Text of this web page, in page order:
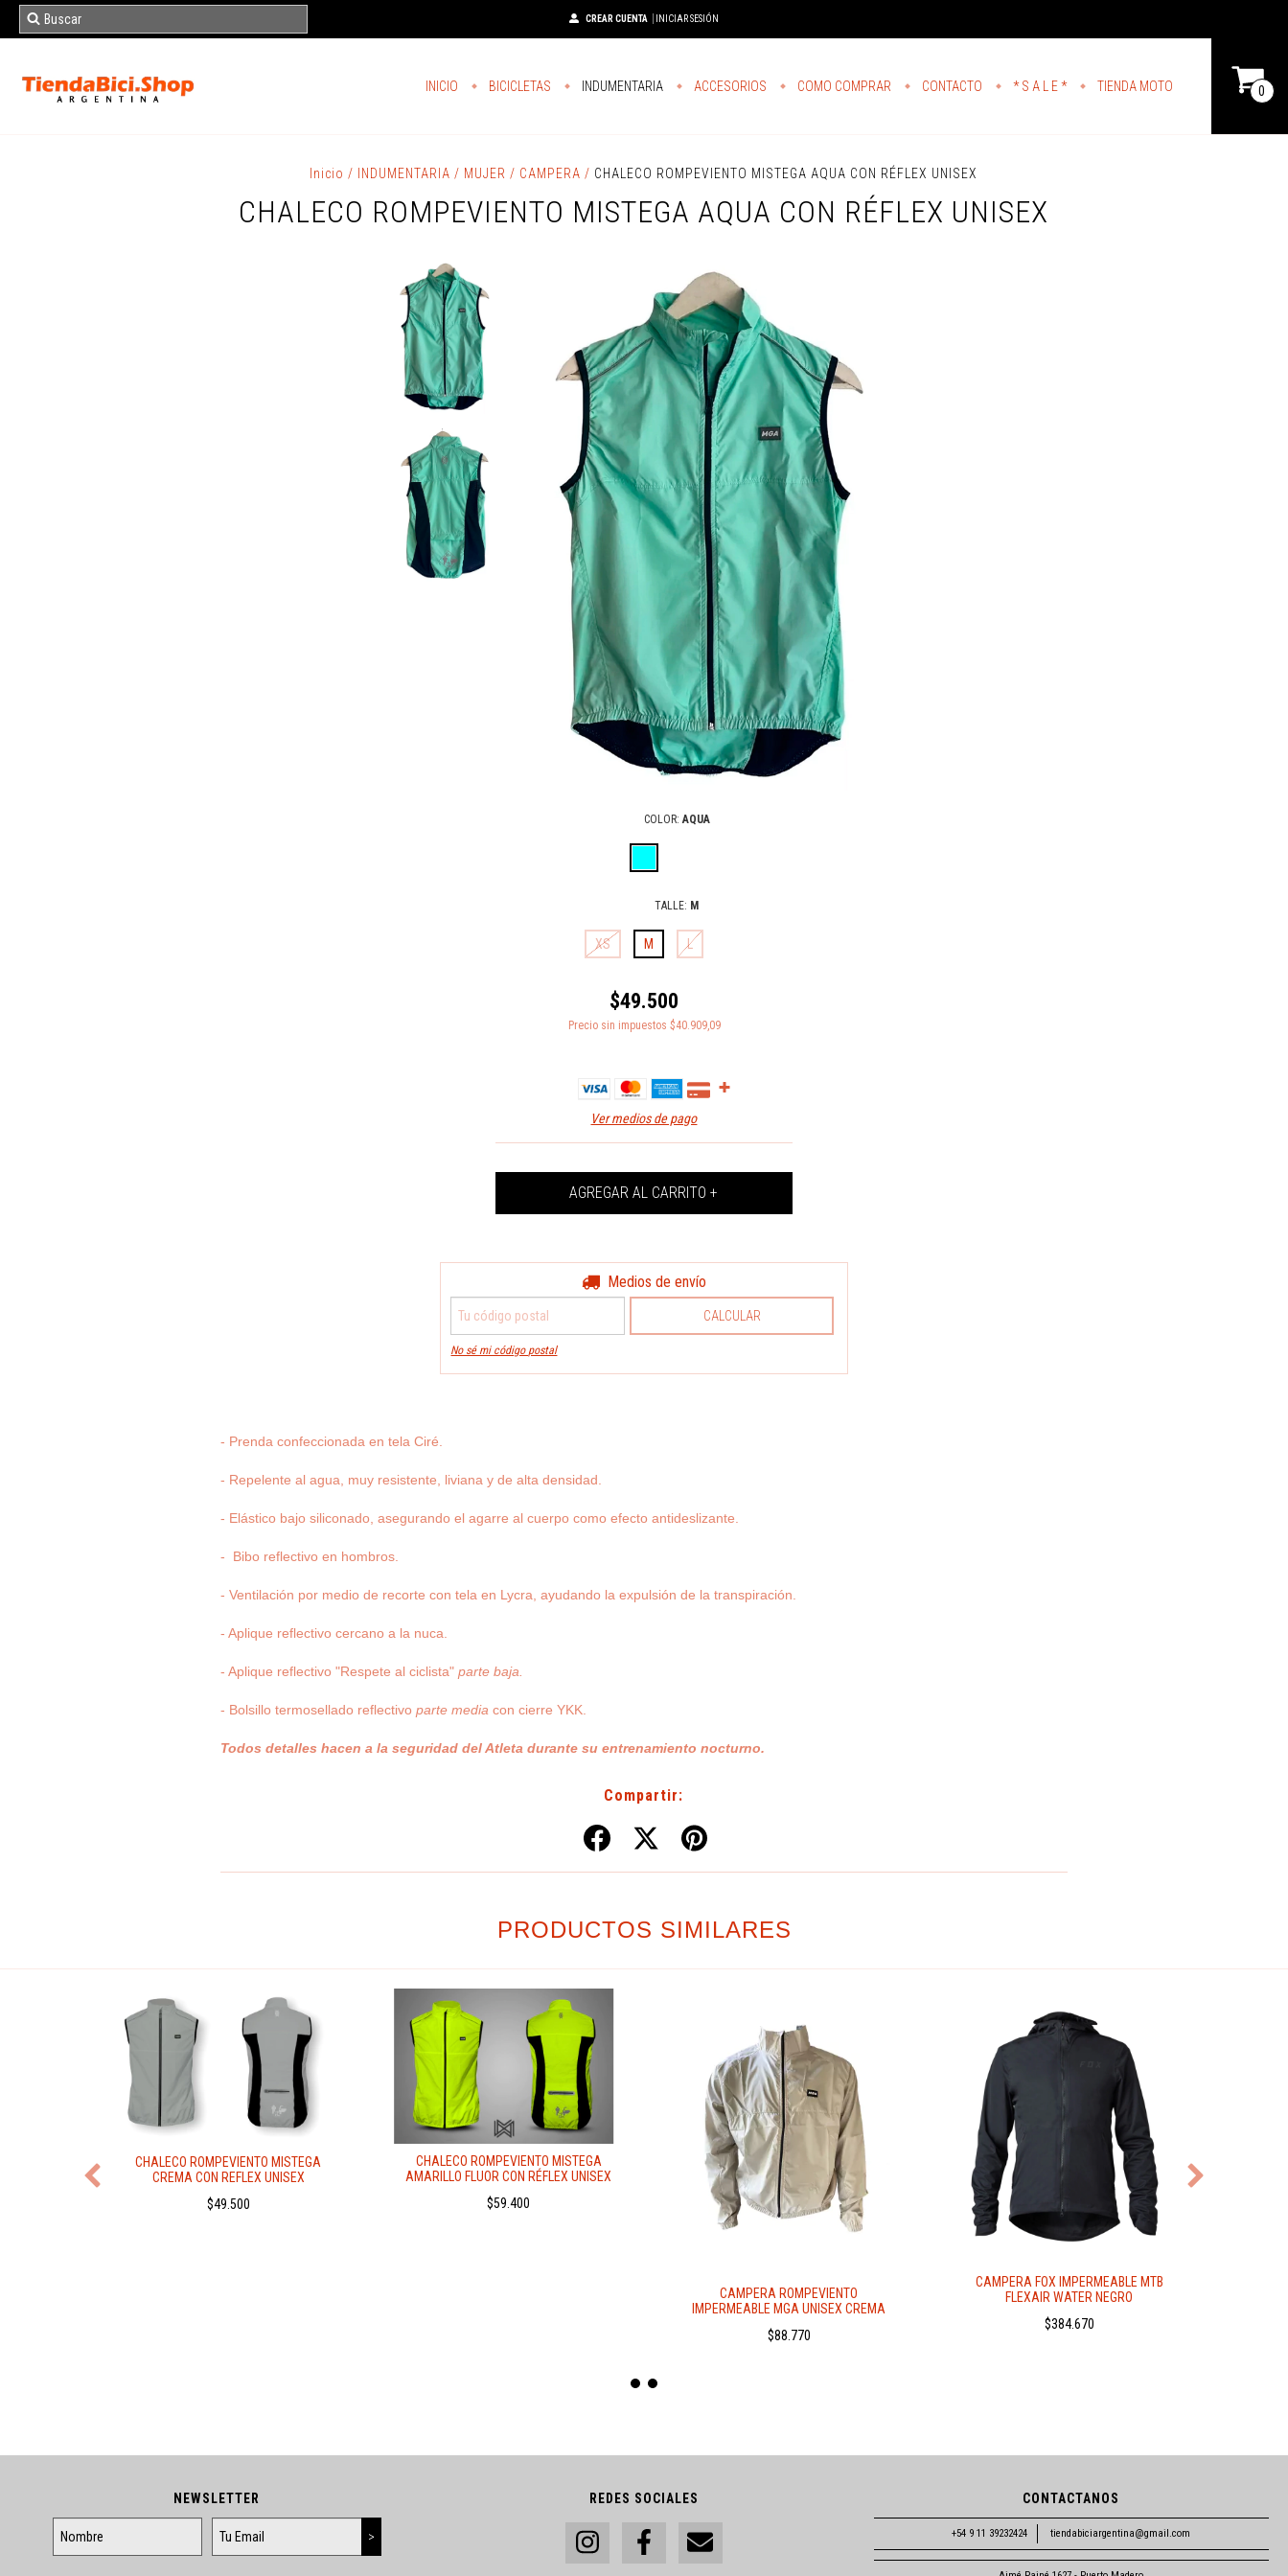
CREAR CUENTA INICIAR SESIÓN
INICIO BICICLETAS INDUMENTARIA ACCESORIOS COMO COMPRAR CONTACTO * S A L E * TIENDA MOTO 0
Inicio / INDUMENTARIA/ MUJER/ CAMPERA / CHALECO ROMPEVIENTO MISTEGA AQUA CON RÉFLEX UNISEX
CHALECO ROMPEVIENTO MISTEGA AQUA CON RÉFLEX UNISEX
COLOR:AQUA
TALLE: M
XS M L
$49.500
Precio sin impuestos $40.909,09
Ver medios de pago
Medios de envío
CALCULAR
No sé mi código postal
- Prenda confeccionada en tela Ciré.
- Repelente al agua, muy resistente, liviana y de alta densidad.
- Elástico bajo siliconado, asegurando el agarre al cuerpo como efecto antideslizante.
- Bibo reflectivo en hombros.
- Ventilación por medio de recorte con tela en Lycra, ayudando la expulsión de la transpiración.
- Aplique reflectivo cercano a la nuca.
- Aplique reflectivo "Respete al ciclista" parte baja.
- Bolsillo termosellado reflectivoparte media con cierre YKK.
Todos detalles hacen a la seguridad del Atleta durante su entrenamiento nocturno.
Compartir:
PRODUCTOS SIMILARES
CHALECO ROMPEVIENTO MISTEGA
CREMA CON REFLEX UNISEX
$49.500
CHALECO ROMPEVIENTO MISTEGA
AMARILLO FLUOR CON RÉFLEX UNISEX
$59.400
CAMPERA ROMPEVIENTO
IMPERMEABLE MGA UNISEX CREMA
$88.770
CAMPERA FOX IMPERMEABLE MTB
FLEXAIR WATER NEGRO
$384.670
NEWSLETTER REDES SOCIALES CONTACTANOS
+54 9 11 39232424 tiendabiciargentina@gmail.com